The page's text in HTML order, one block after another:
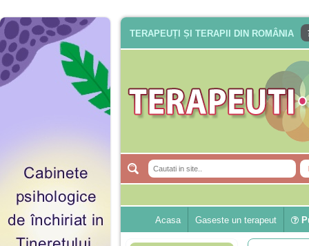
TERAPEUȚI ȘI TERAPII DIN ROMÂNIA
Acasa Gaseste un terapeut